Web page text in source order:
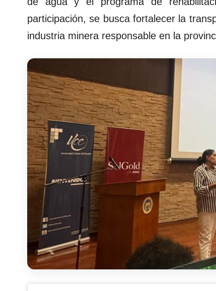
participación, se busca fortalecer la
industria minera responsable en la